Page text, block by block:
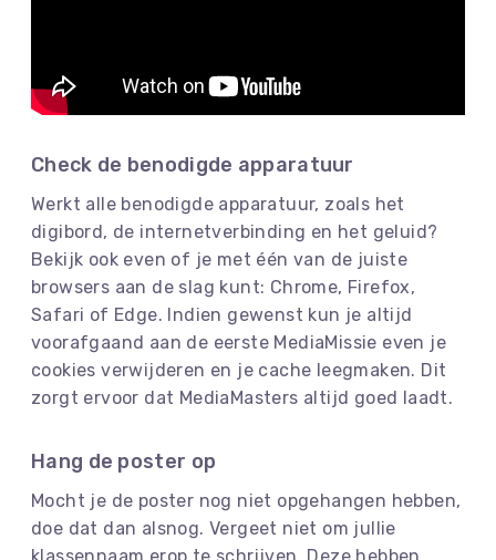
Check de benodigde apparatuur
Werkt alle benodigde apparatuur, zoals het
digibord, de internetverbinding en het geluid?
Bekijk ook even of je met één van de juiste
browsers aan de slag kunt: Chrome, Firefox,
Safari of Edge. Indien gewenst kun je altijd
voorafgaand aan de eerste MediaMissie even je
cookies verwijderen en je cache leegmaken. Dit
zorgt ervoor dat MediaMasters altijd goed laadt.
Hang de poster op
Mocht je de poster nog niet opgehangen hebben,
doe dat dan alsnog. Vergeet niet om jullie
klassennaam erop te schrijven. Deze hebben